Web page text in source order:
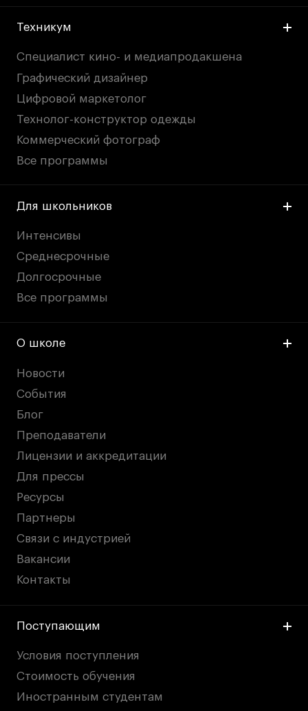
Техникум
Специалист кино- и медиапродакшена
Графический дизайнер
Цифровой маркетолог
Технолог-конструктор одежды
Коммерческий фотограф
Все программы
Для школьников
Интенсивы
Среднесрочные
Долгосрочные
Все программы
О школе
Новости
События
Блог
Преподаватели
Лицензии и аккредитации
Для прессы
Ресурсы
Партнеры
Связи с индустрией
Вакансии
Контакты
Поступающим
Условия поступления
Стоимость обучения
Иностранным студентам